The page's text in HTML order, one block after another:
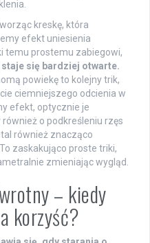
kreskę, która
efekt uniesienia
temu prostemu zabiegowi,
się bardziej otwarte.
powiekę to kolejny trik,
ciemniejszego odcienia w
efekt, optycznie je
o podkreśleniu rzęs
również znacząco
zaskakująco proste triki,
zmieniając wygląd.
– kiedy
korzyść?